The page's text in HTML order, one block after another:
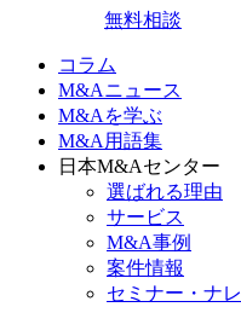
無料相談
コラム
M&Aニュース
M&Aを学ぶ
M&A用語集
日本M&Aセンター
選ばれる理由
サービス
M&A事例
案件情報
セミナー・ナ